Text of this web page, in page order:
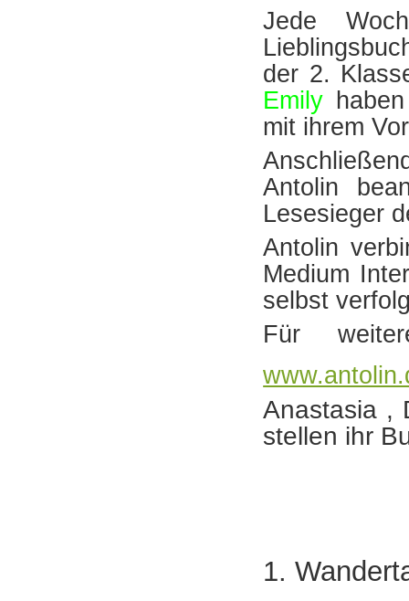
Jede
der 2.
Emily
mit ihrem
Antolin
Lesesieger
Antolin
Medium
selbst
Für
Anastasia ,
stellen ihr
1.